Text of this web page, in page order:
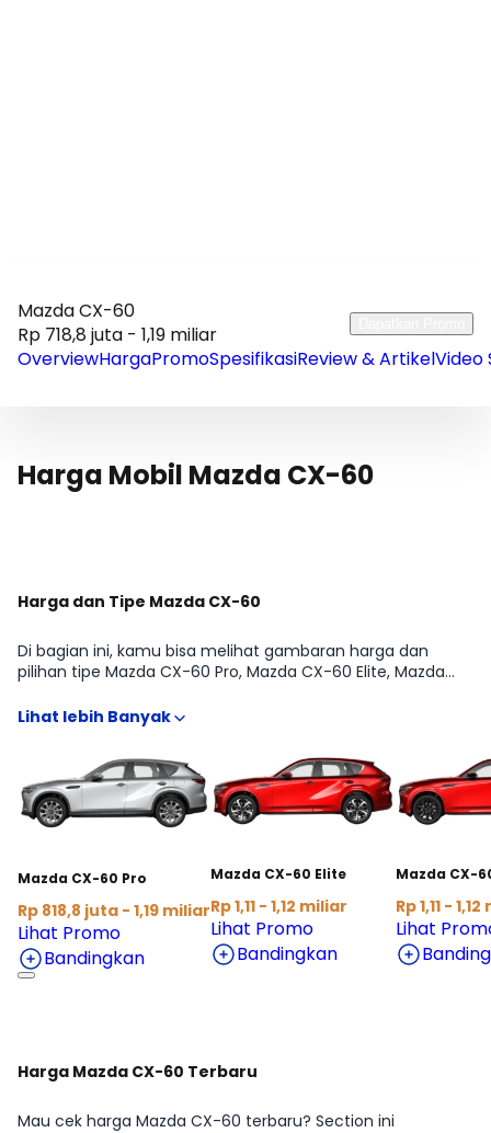
Mazda CX-60
Rp 718,8 juta - 1,19 miliar
OverviewHargaPromoSpesifikasiReview & ArtikelVideo
Harga Mobil Mazda CX-60
Harga dan Tipe Mazda CX-60
Di bagian ini, kamu bisa melihat gambaran harga dan
pilihan tipe Mazda CX-60 Pro, Mazda CX-60 Elite, Mazda
lebih mudah membandingkan fitur, transmisi, dan budget
yang biasanya dicari sebelum beli, mulai dari estimasi
harga terbaru hingga arahan ke detail kredit dan cicilan,
supaya kamu bisa menentukan varian yang paling pas
tanpa harus buka banyak sumber.
Mazda CX-60 Pro
Rp 818,8 juta - 1,19 miliar
Lihat Promo
Bandingkan
Mazda CX-60 Elite
Rp 1,11 - 1,12 miliar
Lihat Promo
Bandingkan
Mazda CX-
Rp 1,11 -
Lihat
Harga Mazda CX-60 Terbaru
Mau cek harga Mazda CX-60 terbaru? Section ini